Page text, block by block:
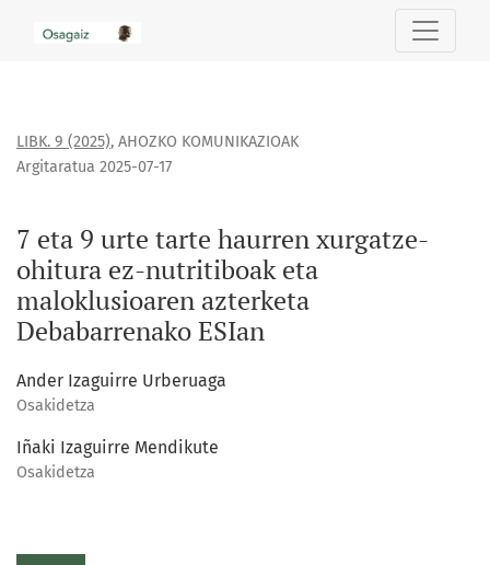
7 eta 9 urte tarte haurren xurgatze-ohitura ez-nutritiboak
LIBK. 9 (2025), AHOZKO KOMUNIKAZIOAK
7 eta 9 urte tarte haurren xurgatze-
ohitura ez-nutritiboak eta
maloklusioaren azterketa
Debabarrenako ESIan
Argitaratua 2025-07-17
Ander Izaguirre Urberuaga
Osakidetza
Iñaki Izaguirre Mendikute
Osakidetza